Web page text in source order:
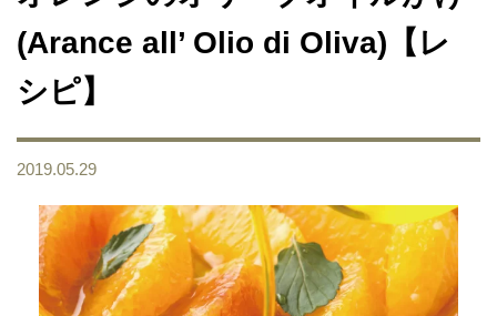
(Arance all’ Olio di Oliva)【レ
シピ】
2019.05.29